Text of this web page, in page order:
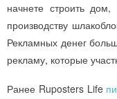
начнете строить
производству
Рекламных денег
рекламу, которые
Ранее Ruposters Life